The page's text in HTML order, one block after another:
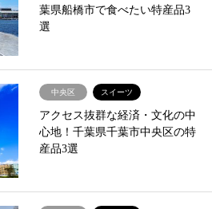
葉県船橋市で食べたい特産品3
選
中央区 スイーツ
アクセス抜群な経済・文化の中
心地！千葉県千葉市中央区の特
産品3選